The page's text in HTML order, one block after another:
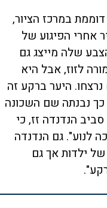
במרכז הציור,
אחרי הפיגוע של
שלה מייצג גם
לזוז, אבל היא
היער ברקע זה
נבנתה שם השכונה
הנדנדה זז, כי
לנוע". גם הנדנדה
ילדות אך גם